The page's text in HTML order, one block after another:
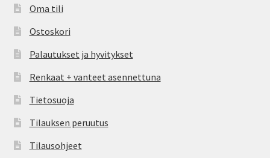
Oma tili
Ostoskori
Palautukset ja hyvitykset
Renkaat + vanteet asennettuna
Tietosuoja
Tilauksen peruutus
Tilausohjeet